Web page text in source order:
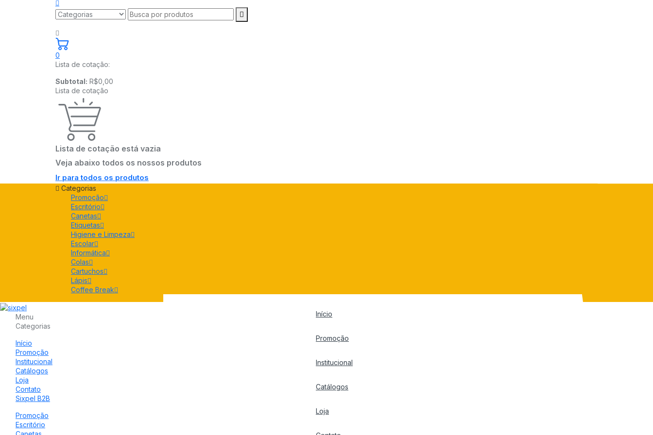
0
Lista de cotação:
Subtotal: R$0,00
Lista de cotação
Lista de cotação está vazia
Veja abaixo todos os nossos produtos
Ir para todos os produtos
Categorias
Promoção
Escritório
Canetas
Etiquetas
Higiene e Limpeza
Escolar
Informática
Colas
Cartuchos
Lápis
Coffee Break
Início
Promoção
Institucional
Catálogos
Loja
Menu
Categorias
Início
Promoção
Institucional
Catálogos
Loja
Contato
Sixpel B2B
Promoção
Escritório